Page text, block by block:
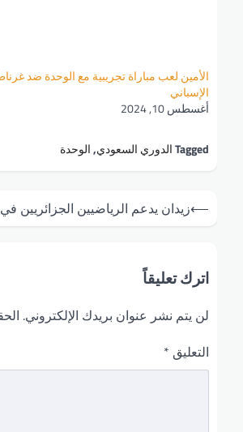
الأمين لعب مباراة تجريبية مع الوحدة ضد
الإسباني
أغسطس 10, 2024
Taggedالدوري السعودي,الوحدة
تصفّح
المقالات
⟵زيدان يدعم الرياضيين الجزائريين
اترك تعليقاً
لن يتم نشر عنوان بريدك الإلكتروني.
التعليق *